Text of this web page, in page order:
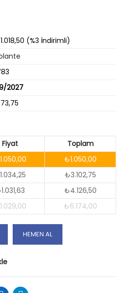
(%3 İndirimli)
2027
Fiyat
Toplam
₺1.050,00
₺3.102,75
₺4.126,50
₺6.174,00
HEMEN AL